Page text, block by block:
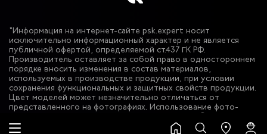
"Информация на интернет-сайте psk.expert носит
исключительно информационный характер и не является
публичной офертой, определяемой ст.437 ГК РФ.
Производитель оставляет за собой право в одностороннем
порядке вносить изменения в состав материалов,
используемых в производстве продукции, при условии
сохранения функциональных и защитных свойств продукции.
Цвет моделей может незначительно отличаться от
представленного на фотографиях. Использование фото-
материалов сайта без разрешения запрещено. © 2026 ООО
"Эксперт Спецодежда""